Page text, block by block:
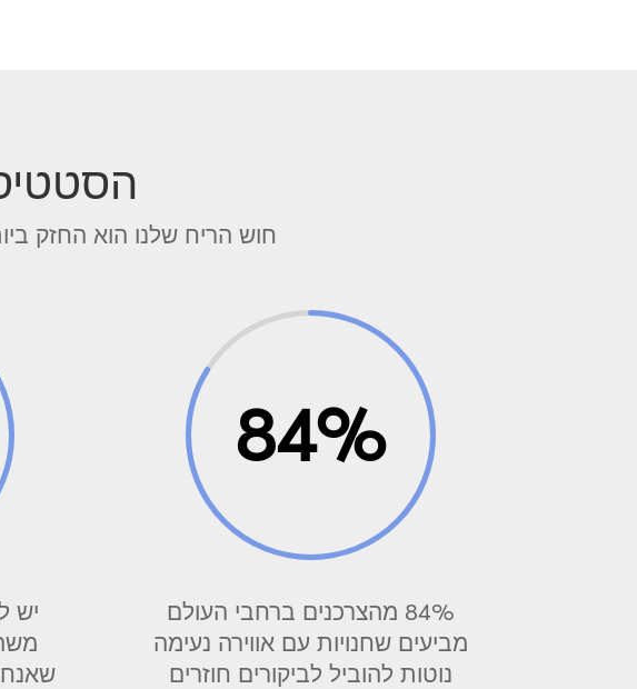
חוש הריח שלנו הוא החזק
84%
84% מהצרכנים ברחבי העולם
מביעים שחנויות עםאווירה נעימה
נוטות להוביל לביקורים חוזרים